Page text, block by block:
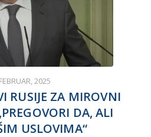
2025
RUSIJE ZA MIROVNI
DA, ALI
USLOVIMA“